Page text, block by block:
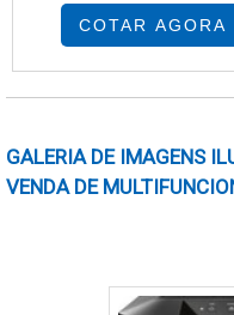
promover o
Aplicações da faixa
Feiras,
estabelecimentos,
Características....
COTAR AGORA
GALERIA DE IMAGENS
VENDA DE